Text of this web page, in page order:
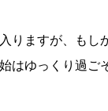
りますが、もし
はゆっくり過ご